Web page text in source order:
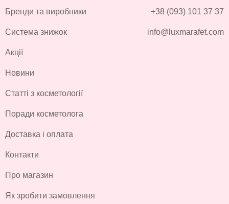
Бренди та виробники
Система знижок
Акції
Новини
Статті з косметології
Поради косметолога
Доставка і оплата
Контакти
Про магазин
Як зробити замовлення
+38 (093) 101 37 37
info@luxmarafet.com